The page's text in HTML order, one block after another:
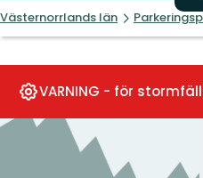
Västernorrlands län
VARNING - för